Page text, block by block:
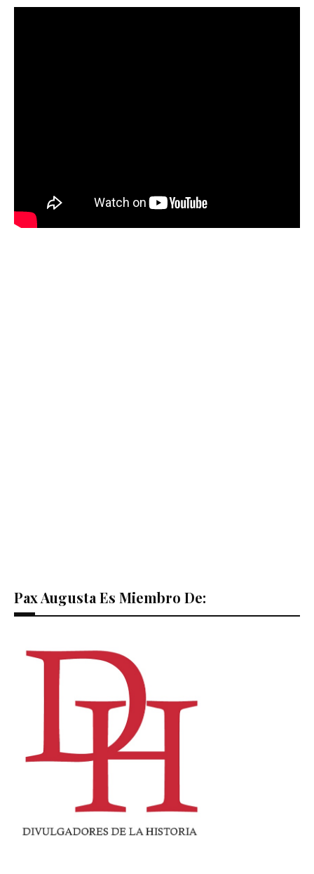
Pax Augusta Es Miembro De: